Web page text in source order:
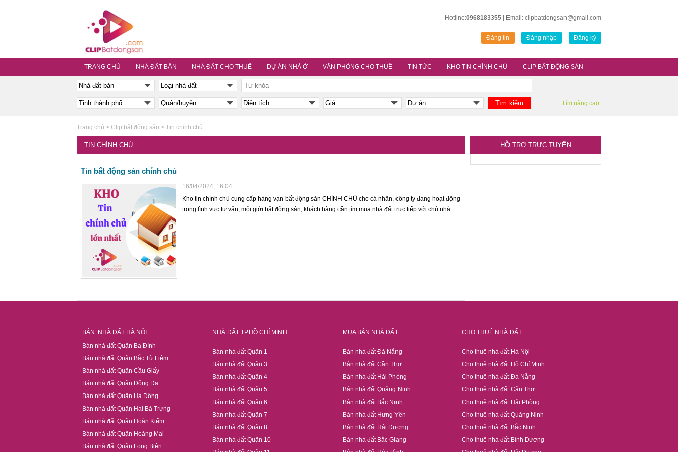
Hotline:0968183355 | Email: clipbatdongsan@gmail.com
Đăng tin Đăng nhập Đăng ký
TRANG CHỦ NHÀ ĐẤT BÁN NHÀ ĐẤT CHO THUÊ DỰ ÁN NHÀ Ở VĂN PHÒNG CHO THUÊ TIN TỨC KHO TIN CHÍNH CHỦ CLIP BẤT ĐỘNG SẢN
Tìm nâng cao
Trang chủ > Clip bất động sản > Tin chính chủ
TIN CHÍNH CHỦ
Tin bất động sản chính chủ
16/04/2024, 16:04
Kho tin chính chủ cung cấp hàng vạn bất động sản CHÍNH CHỦ cho cá nhân, công ty đang hoạt động
trong lĩnh vực tư vấn, môi giới bất động sản, khách hàng cần tìm mua nhà đất trực tiếp với chủ nhà.
HỖ TRỢ TRỰC TUYẾN
BÁN NHÀ ĐẤT HÀ NỘI NHÀ ĐẤT TP.HỒ CHÍ MINH MUA BÁN NHÀ ĐẤT
CHO THUÊ NHÀ ĐẤT
Bán nhà đất Quận Ba Đình
Bán nhà đất Quận Bắc Từ Liêm
Bán nhà đất Quận Cầu Giấy
Bán nhà đất Quận Đống Đa
Bán nhà đất Quận Hà Đông
Bán nhà đất Quận Hai Bà Trưng
Bán nhà đất Quận Hoàn Kiếm
Bán nhà đất Quận Hoàng Mai
Bán nhà đất Quận Long Biên
Bán nhà đất Quận 1
Bán nhà đất Quận 3
Bán nhà đất Quận 4
Bán nhà đất Quận 5
Bán nhà đất Quận 6
Bán nhà đất Quận 7
Bán nhà đất Quận 8
Bán nhà đất Quận 10
Bán nhà đất Đà Nẵng
Bán nhà đất Cần Thơ
Bán nhà đất Hải Phòng
Bán nhà đất Quảng Ninh
Bán nhà đất Bắc Ninh
Bán nhà đất Hưng Yên
Bán nhà đất Hải Dương
Bán nhà đất Bắc Giang
Cho thuê nhà đất Hà Nội
Cho thuê nhà đất Hồ Chí Minh
Cho thuê nhà đất Đà Nẵng
Cho thuê nhà đất Cần Thơ
Cho thuê nhà đất Hải Phòng
Cho thuê nhà đất Quảng Ninh
Cho thuê nhà đất Bắc Ninh
Cho thuê nhà đất Bình Dương